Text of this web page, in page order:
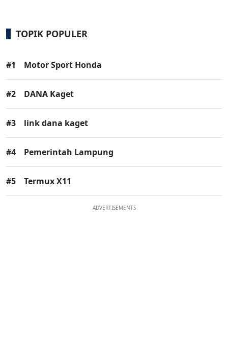
TOPIK POPULER
#1 Motor Sport Honda
#2 DANA Kaget
#3 link dana kaget
#4 Pemerintah Lampung
#5 Termux X11
ADVERTISEMENTS